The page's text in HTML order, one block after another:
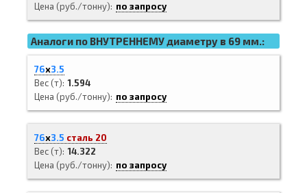
Цена (руб./тонну)
по запросу
Аналоги по ВНУТРЕННЕМУ диаметру в 69 мм.:
76х3.5
Вес (т) 1.594
Цена (руб./тонну)
по запросу
76х3.5 сталь 20
Вес (т) 14.322
Цена (руб./тонну)
по запросу